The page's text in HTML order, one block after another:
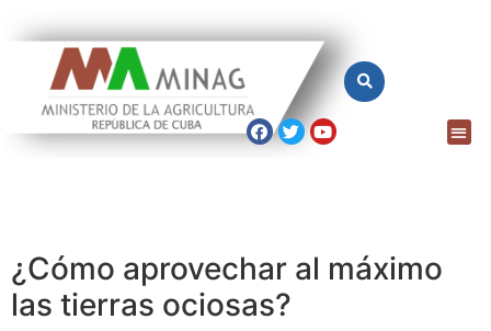
¿Cómo aprovechar al máximo
las tierras ociosas?